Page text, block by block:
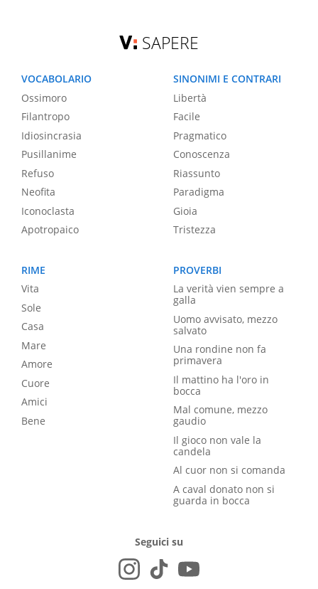
SAPERE
VOCABOLARIO
Ossimoro
Filantropo
Idiosincrasia
Pusillanime
Refuso
Neofita
Iconoclasta
Apotropaico
SINONIMI E CONTRARI
Libertà
Facile
Pragmatico
Conoscenza
Riassunto
Paradigma
Gioia
Tristezza
RIME
Vita
Sole
Casa
Mare
Amore
Cuore
Amici
Bene
PROVERBI
La verità vien sempre a
galla
Uomo avvisato, mezzo
salvato
Una rondine non fa
primavera
Il mattino ha l'oro in
bocca
Mal comune, mezzo
gaudio
Il gioco non vale la
candela
Al cuor non si comanda
A caval donato non si
guarda in bocca
Seguici su